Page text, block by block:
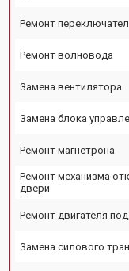
Ремонт
Ремонт волновода
Замена вентилятора
Замена блока
Ремонт магнетрона
Ремонт механизма
двери
Ремонт двигателя
Замена силового